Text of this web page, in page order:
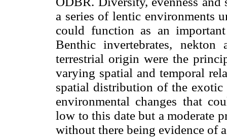
a series of lentic environments
could function as an
Benthic invertebrates, nekton
terrestrial origin were the
varying spatial and temporal
spatial distribution of the
environmental changes that
low to this date but a moderate
without there being evidence of